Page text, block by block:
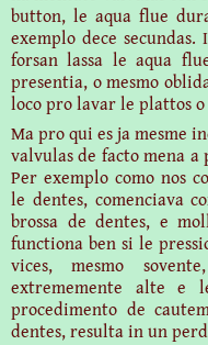
button, le aqua flue
exemplo dece
forsan lassa le aqua
presentia, o mesmo
loco pro lavar le plattos o
Ma pro qui es ja mesme
valvulas de facto mena
Per exemplo como nos
le dentes, comenciava
brossa de dentes, e
functiona ben si le
vices, mesmo
extrememente alte e
procedimento de
dentes, resulta in un